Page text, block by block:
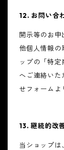
12. お問い合
開示等のお申
他個人情報の
ップの「特
へご連絡いた
せフォームよ
13. 継続的改
当ショップは